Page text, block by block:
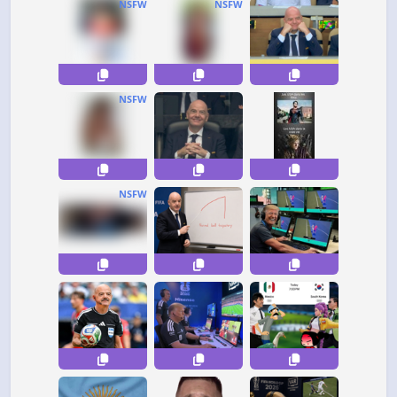
NSFW NSFW
NSFW
NSFW